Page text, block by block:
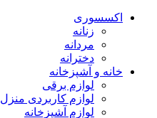
اکسسوری
زنانه
مردانه
دخترانه
خانه و آشپزخانه
لوازم برقی
لوازم کاربردی منزل
لوازم آشپزخانه